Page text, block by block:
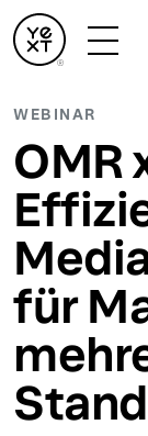
WEBINAR
OMR
für